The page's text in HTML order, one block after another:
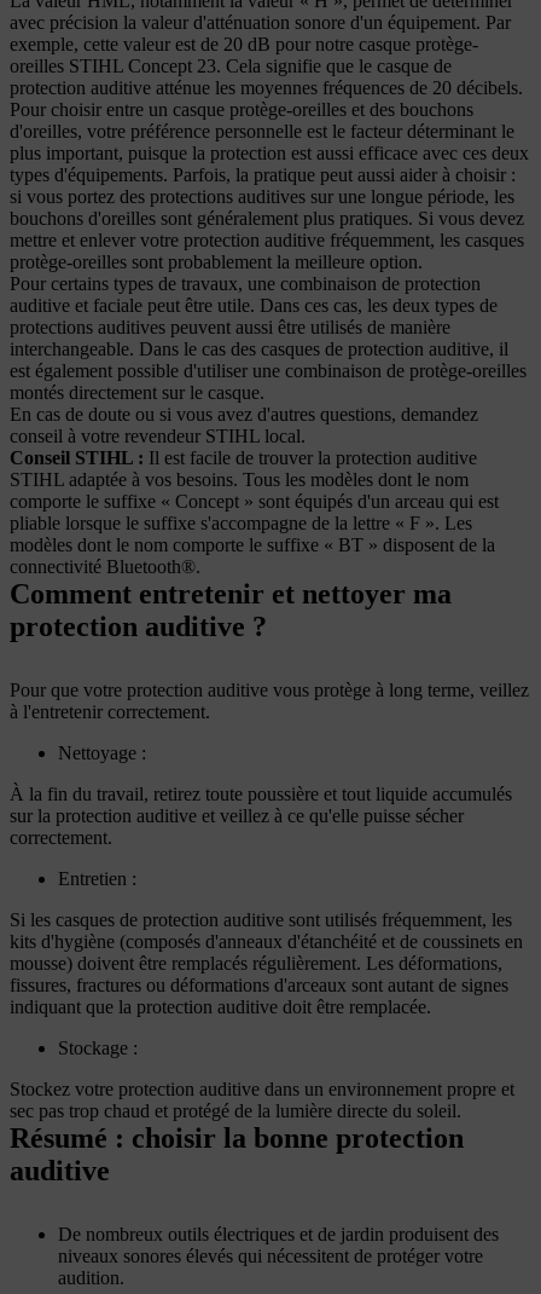
avec précision la valeur d'atténuation sonore d'un équipement. Par
exemple, cette valeur est de 20 dB pour notre casque protège-
oreilles STIHL Concept 23. Cela signifie que le casque de
protection auditive atténue les moyennes fréquences de 20 décibels.
Pour choisir entre un casque protège-oreilles et des bouchons
d'oreilles, votre préférence personnelle est le facteur déterminant le
plus important, puisque la protection est aussi efficace avec ces deux
types d'équipements. Parfois, la pratique peut aussi aider à choisir :
si vous portez des protections auditives sur une longue période, les
bouchons d'oreilles sont généralement plus pratiques. Si vous devez
mettre et enlever votre protection auditive fréquemment, les casques
protège-oreilles sont probablement la meilleure option.
Pour certains types de travaux, une combinaison de protection
auditive et faciale peut être utile. Dans ces cas, les deux types de
protections auditives peuvent aussi être utilisés de manière
interchangeable. Dans le cas des casques de protection auditive, il
est également possible d'utiliser une combinaison de protège-oreilles
montés directement sur le casque.
En cas de doute ou si vous avez d'autres questions, demandez
conseil à votre revendeur STIHL local.
Conseil STIHL : Il est facile de trouver la protection auditive
STIHL adaptée à vos besoins. Tous les modèles dont le nom
comporte le suffixe « Concept » sont équipés d'un arceau qui est
pliable lorsque le suffixe s'accompagne de la lettre « F ». Les
modèles dont le nom comporte le suffixe « BT » disposent de la
connectivité Bluetooth®.
Comment entretenir et nettoyer ma
protection auditive ?
Pour que votre protection auditive vous protège à long terme, veillez
à l'entretenir correctement.
Nettoyage :
À la fin du travail, retirez toute poussière et tout liquide accumulés
sur la protection auditive et veillez à ce qu'elle puisse sécher
correctement.
Entretien :
Si les casques de protection auditive sont utilisés fréquemment, les
kits d'hygiène (composés d'anneaux d'étanchéité et de coussinets en
mousse) doivent être remplacés régulièrement. Les déformations,
fissures, fractures ou déformations d'arceaux sont autant de signes
indiquant que la protection auditive doit être remplacée.
Stockage :
Stockez votre protection auditive dans un environnement propre et
sec pas trop chaud et protégé de la lumière directe du soleil.
Résumé : choisir la bonne protection
auditive
De nombreux outils électriques et de jardin produisent des
niveaux sonores élevés qui nécessitent de protéger votre
audition.